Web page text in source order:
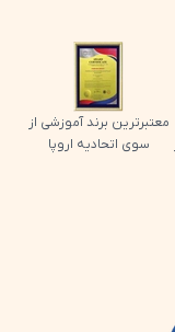
معتبرترین برند آموزشی از
سوی اتحادیه اروپا